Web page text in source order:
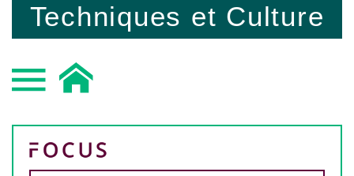
Techniques et Culture